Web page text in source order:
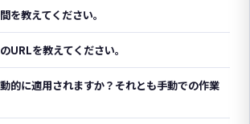
を教えてください。
URLを教えてください。
的に適用されますか？それとも手動での作業